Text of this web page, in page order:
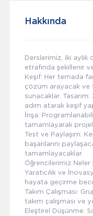
Hakkında
Derslerimiz, iki
etrafında şekillenir
Keşif: Her temada
çözüm arayacak ve
sunacaklar.
adım atarak keşif
İnşa:
tamamlayarak
Test ve Paylaşım:
başarılarını
tamamlayacaklar.
Öğrencilerimiz Neler
Yaratıcılık ve
hayata geçirme
Takım Çalışması:
takım çalışması ve
Eleştirel Düşünme: